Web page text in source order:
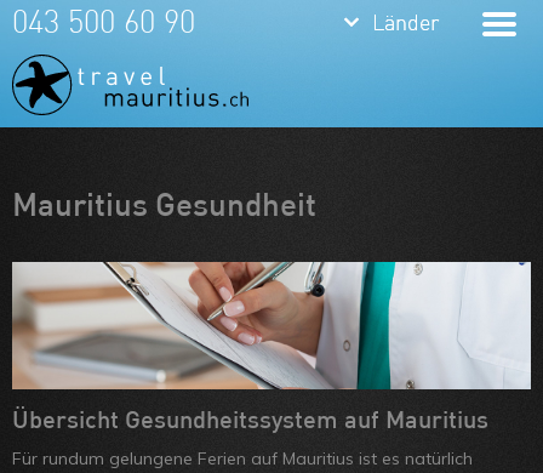
Über uns
Feedbacks
Kontakt
ARVB
keyboard_arrow_down Länder
keyboard_arrow_down Länder
043 500 60 90
Mauritius Gesundheit
Übersicht Gesundheitssystem auf Mauritius
Für rundum gelungene Ferien auf Mauritius ist es natürlich